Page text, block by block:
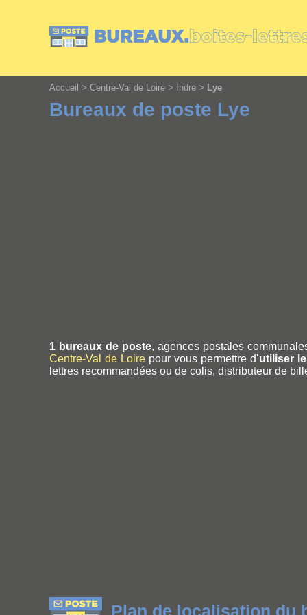
Accueil > Centre-Val de Loire > Indre > Lye
Bureaux de poste Lye
1 bureaux de poste, agences postales
Centre-Val de Loire pour vous permettre d'utiliser
lettres recommandées ou de colis, distributeur de
Plan de localisation du